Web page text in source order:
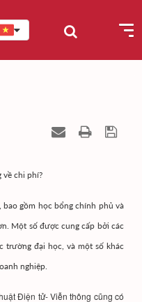
về chi phí?
gồm học bổng chính phủ và
Một số được cung cấp bởi các
trường đại học, và một số khác
nghiệp.
Điện tử- Viễn thông cũng có